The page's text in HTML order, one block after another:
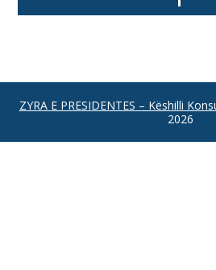
ZYRA E PRESIDENTES – Këshilli
2026